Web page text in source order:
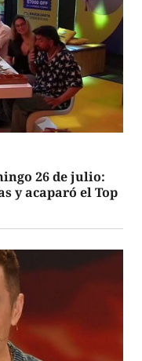
26 de julio:
y acaparó el Top